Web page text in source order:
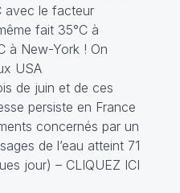
avec le facteur
fait 35°C à
à New-York ! On
USA
de juin et de ces
persiste en France
concernés par un
de l’eau atteint 71
jour) – CLIQUEZ ICI